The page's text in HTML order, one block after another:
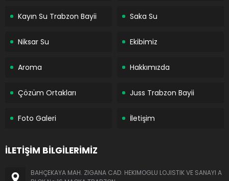
Kayın Su Trabzon Bayii Saka Su
Niksar Su Ekibimiz
Aroma Hakkımızda
Çözüm Ortakları Juss Trabzon Bayii
Foto Galeri İletişim
İLETİŞİM BİLGİLERİMİZ
BAHÇEKAYA MAH. ZIGANA CAD. HEKIMOGLU LOJISTIK VE SANAYI A